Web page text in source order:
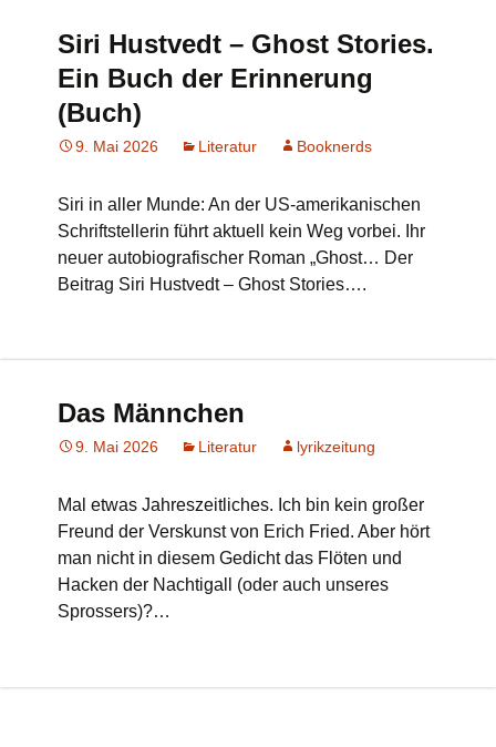
Siri Hustvedt – Ghost Stories.
Ein Buch der Erinnerung
(Buch)
9. Mai 2026 Literatur Booknerds
Siri in aller Munde: An der US-amerikanischen
Schriftstellerin führt aktuell kein Weg vorbei. Ihr
neuer autobiografischer Roman „Ghost… Der
Beitrag Siri Hustvedt – Ghost Stories….
Das Männchen
9. Mai 2026 Literatur lyrikzeitung
Mal etwas Jahreszeitliches. Ich bin kein großer
Freund der Verskunst von Erich Fried. Aber hört
man nicht in diesem Gedicht das Flöten und
Hacken der Nachtigall (oder auch unseres
Sprossers)?…